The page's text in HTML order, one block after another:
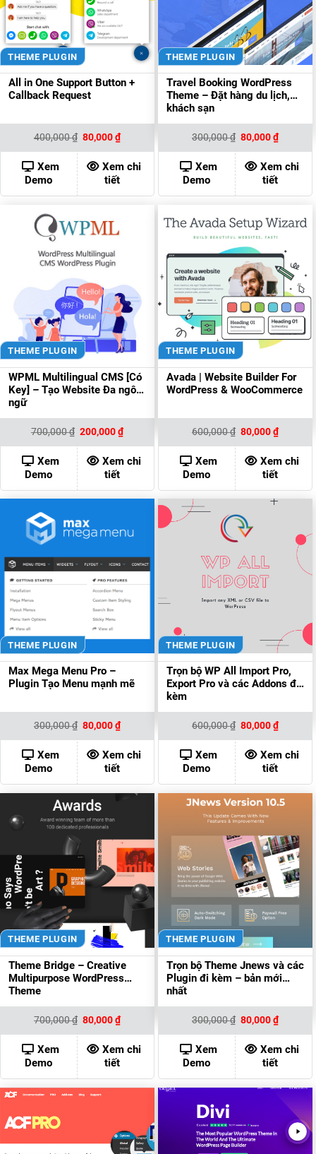
THEME PLUGIN
All in One Support Button +
Callback Request
400,000₫ Giá
gốc
là:
400,000 ₫.
80,000₫Giá
hiện
tại
là:
80,000 ₫.
Xem
Demo
Xem chi
tiết
THEME PLUGIN
Travel Booking WordPress
Theme – Đặt hàng du lịch,
khách sạn
300,000₫ Giá
gốc
là:
300,000 ₫.
80,000₫Giá
hiện
tại
là:
80,000
Xem
Demo
Xem chi
tiết
THEME PLUGIN
WPML Multilingual CMS [Có
Key] – Tạo Website Đa ngôn
ngữ
700,000₫ Giá
là:
700,000 ₫.
200,000₫Giá
hiện
tại
là:
200,000 ₫.
Xem
Demo
Xem chi
tiết
THEME PLUGIN
Avada | Website Builder For
WordPress & WooCommerce
600,000₫ Giá
gốc
là:
600,000 ₫.
80,000₫Giá
hiện
tại
là:
80,000
Xem
Demo
Xem chi
tiết
THEME PLUGIN
Max Mega Menu Pro –
Plugin Tạo Menu mạnh mẽ
300,000₫ Giá
gốc
là:
300,000 ₫.
80,000₫Giá
hiện
tại
là:
80,000 ₫.
Xem
Demo
Xem chi
tiết
THEME PLUGIN
Trọn bộ WP All Import Pro,
Export Pro và các Addons đi
kèm
600,000₫ Giá
gốc
là:
600,000 ₫.
80,000₫Giá
hiện
tại
là:
80,000
Xem
Demo
Xem chi
tiết
THEME PLUGIN
Theme Bridge – Creative
Multipurpose WordPress
Theme
700,000₫ Giá
gốc
là:
700,000 ₫.
80,000₫Giá
hiện
tại
là:
80,000 ₫.
Xem
Demo
Xem chi
tiết
THEME PLUGIN
Trọn bộ Theme Jnews và các
Plugin đi kèm – bản mới
nhất
300,000₫ Giá
gốc
là:
300,000 ₫.
80,000₫Giá
hiện
tại
là:
80,000
Xem
Demo
Xem chi
tiết